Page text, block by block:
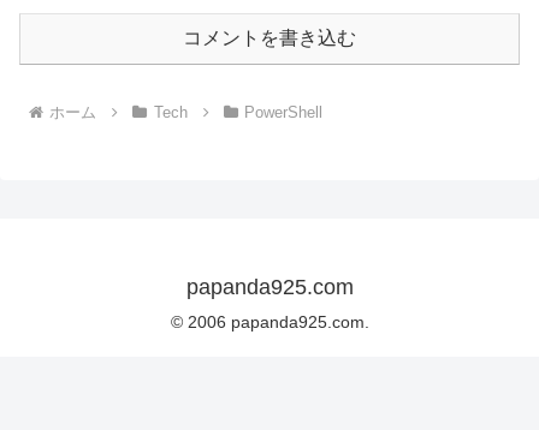
コメントを書き込む
ホーム Tech PowerShell
papanda925.com
© 2006 papanda925.com.